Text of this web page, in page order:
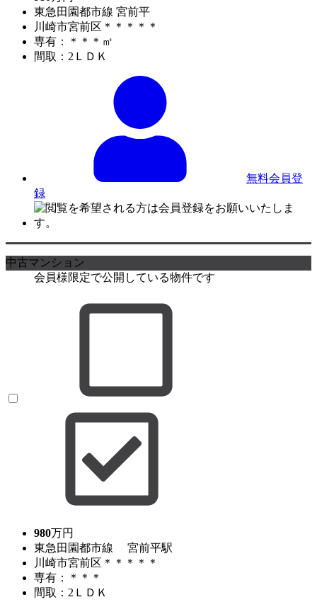
東急田園都市線 宮前平
川崎市宮前区＊＊＊＊＊
専有：＊＊＊㎡
間取：2ＬＤＫ
無料会員登
録
中古マンション
会員様限定で公開している物件です
980万円
東急田園都市線 宮前平駅
川崎市宮前区＊＊＊＊＊
専有：＊＊＊
間取：2ＬＤＫ